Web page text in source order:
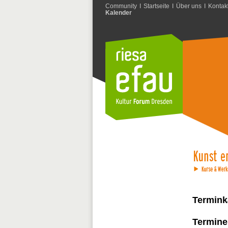
Community I Startseite I Über uns I
Kalender